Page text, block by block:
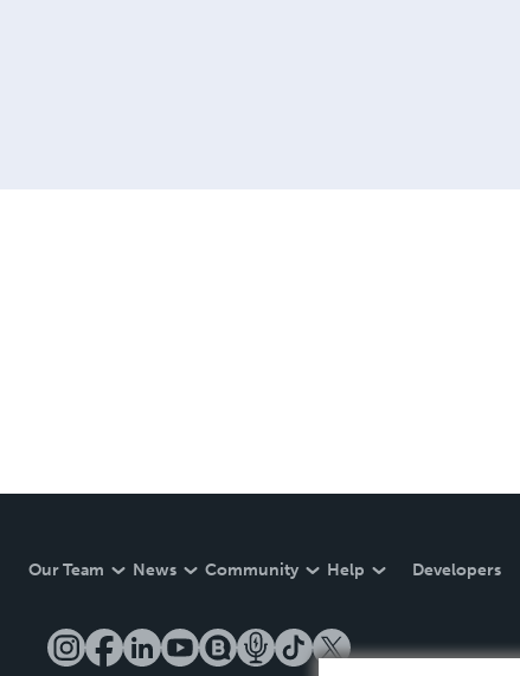
Our Team News Community Help Developers